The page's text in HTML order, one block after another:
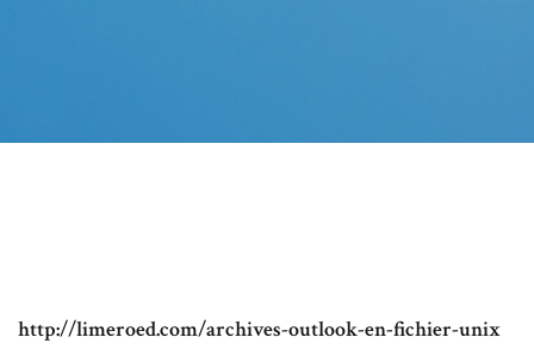
http://limeroed.com/archives-outlook-en-fichier-unix